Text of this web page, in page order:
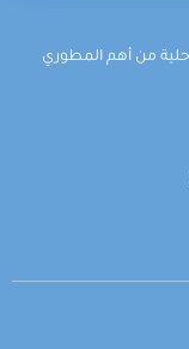
من أهم المطوري